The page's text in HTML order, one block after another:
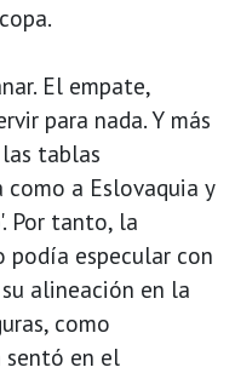
El empate,
para nada. Y más
tablas
a Eslovaquia y
Por tanto, la
podía especular con
alineación en la
como
sentó en el